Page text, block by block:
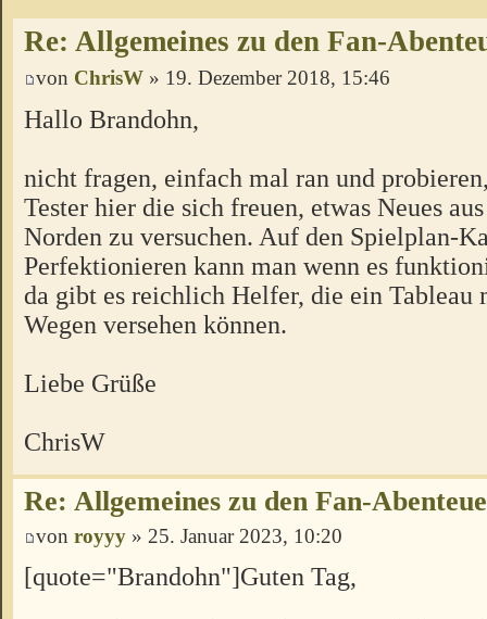
Re: Allgemeines zu den Fan-
von ChrisW » 19. Dezember 2018, 15:46
Hallo Brandohn,
nicht fragen, einfach mal ran und
Tester hier die sich freuen, etwas Neues
Norden zu versuchen. Auf den Spielplan-
Perfektionieren kann man wenn es
da gibt es reichlich Helfer, die ein Tableau
Wegen versehen können.
Liebe Grüße
ChrisW
Re: Allgemeines zu den Fan-
von royyy » 25. Januar 2023, 10:20
[quote="Brandohn"]Guten Tag,